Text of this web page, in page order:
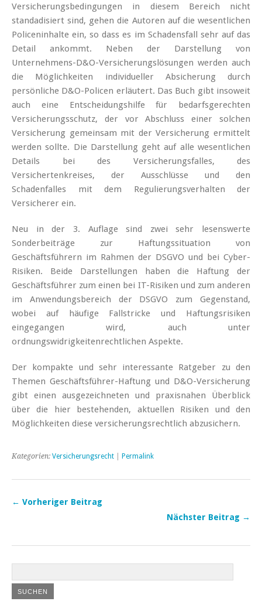
Versicherungsbedingungen in diesem Bereich nicht
standadisiert sind, gehen die Autoren auf die wesentlichen
Policeninhalte ein, so dass es im Schadensfall sehr auf das
Detail ankommt. Neben der Darstellung von
Unternehmens-D&O-Versicherungslösungen werden auch
die Möglichkeiten individueller Absicherung durch
persönliche D&O-Policen erläutert. Das Buch gibt insoweit
auch eine Entscheidungshilfe für bedarfsgerechten
Versicherungsschutz, der vor Abschluss einer solchen
Versicherung gemeinsam mit der Versicherung ermittelt
werden sollte. Die Darstellung geht auf alle wesentlichen
Details bei des Versicherungsfalles, des
Versichertenkreises, der Ausschlüsse und den
Schadenfalles mit dem Regulierungsverhalten der
Versicherer ein.
Neu in der 3. Auflage sind zwei sehr lesenswerte
Sonderbeiträge zur Haftungssituation von
Geschäftsführern im Rahmen der DSGVO und bei Cyber-
Risiken. Beide Darstellungen haben die Haftung der
Geschäftsführer zum einen bei IT-Risiken und zum anderen
im Anwendungsbereich der DSGVO zum Gegenstand,
wobei auf häufige Fallstricke und Haftungsrisiken
eingegangen wird, auch unter
ordnungswidrigkeitenrechtlichen Aspekte.
Der kompakte und sehr interessante Ratgeber zu den
Themen Geschäftsführer-Haftung und D&O-Versicherung
gibt einen ausgezeichneten und praxisnahen Überblick
über die hier bestehenden, aktuellen Risiken und den
Möglichkeiten diese versicherungsrechtlich abzusichern.
Kategorien: Versicherungsrecht Permalink
← Vorheriger Beitrag
Nächster Beitrag →